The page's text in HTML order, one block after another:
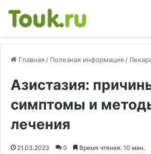
Главная / Полезная информация /
Азистазия:
симптомы и
лечения
21.03.2023 0 Время чтения: 10 мин.